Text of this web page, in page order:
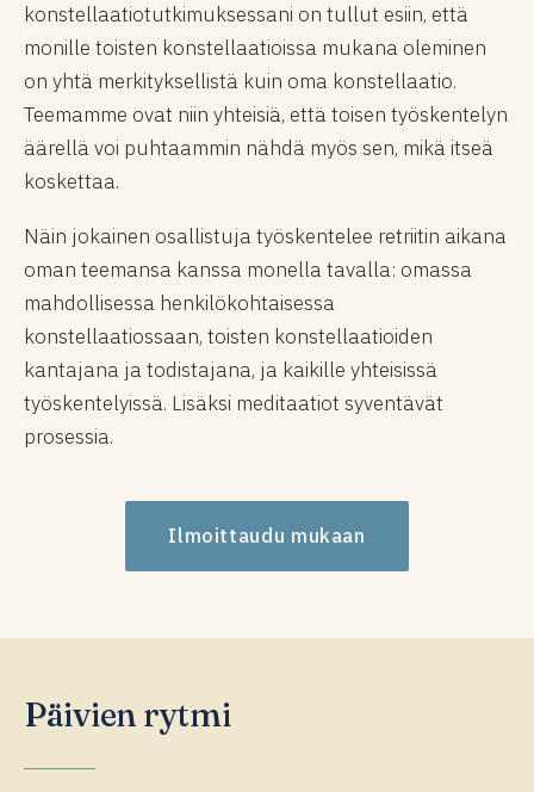
konstellaatiotutkimuksessani on tullut esiin, että
monille toisten konstellaatioissa mukana oleminen
on yhtä merkityksellistä kuin oma konstellaatio.
Teemamme ovat niin yhteisiä, että toisen työskentelyn
äärellä voi puhtaammin nähdä myös sen, mikä itseä
koskettaa.
Näin jokainen osallistuja työskentelee retriitin aikana
oman teemansa kanssa monella tavalla: omassa
mahdollisessa henkilökohtaisessa
konstellaatiossaan, toisten konstellaatioiden
kantajana ja todistajana, ja kaikille yhteisissä
työskentelyissä. Lisäksi meditaatiot syventävät
prosessia.
Ilmoittaudu mukaan
Päivien rytmi